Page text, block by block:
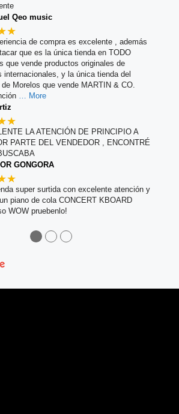
Qeo music
de compra es excelente , además
que es la única tienda en TODO
que vende productos originales de
internacionales, y la única tienda del
Morelos que vende MARTIN & CO.
… More
LA ATENCIÓN DE PRINCIPIO A
PARTE DEL VENDEDOR , ENCONTRÉ
GONGORA
super surtida con excelente atención y
piano de cola CONCERT KBOARD
WOW pruebenlo!
●●●